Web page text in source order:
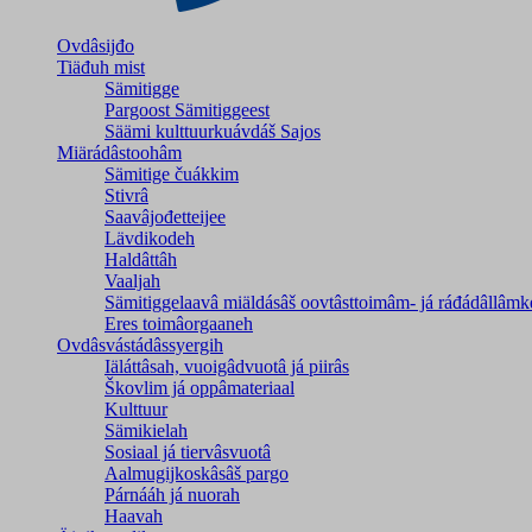
Ovdâsijđo
Tiäđuh mist
Sämitigge
Pargoost Sämitiggeest
Säämi kulttuurkuávdáš Sajos
Miärádâstoohâm
Sämitige čuákkim
Stivrâ
Saavâjođetteijee
Lävdikodeh
Haldâttâh
Vaaljah
Sämitiggelaavâ miäldásâš oovtâsttoimâm- já
Eres toimâorgaaneh
Ovdâsvástádâssyergih
Iäláttâsah, vuoigâdvuotâ já piirâs
Škovlim já oppâmateriaal
Kulttuur
Sämikielah
Sosiaal já tiervâsvuotâ
Aalmugijkoskâsâš pargo
Párnááh já nuorah
Haavah